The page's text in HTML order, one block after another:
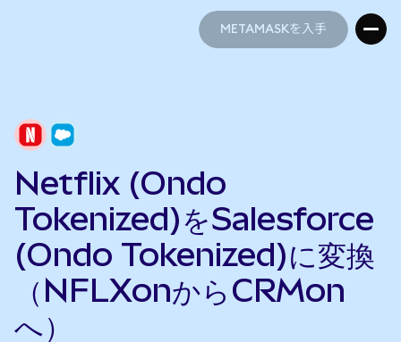
METAMASKを入手
Netflix (Ondo
Tokenized)をSalesforce
(Ondo Tokenized)に変換
（NFLXonからCRMon
へ）